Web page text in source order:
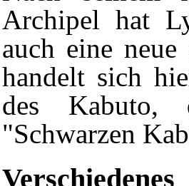
Archipel hat
auch eine
handelt sich
des
"Schwarzen
Verschiedenes